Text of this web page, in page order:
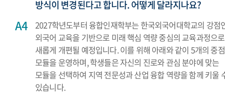
방식이 변경된다고 합니다. 어떻게 달라지나요?
2027학년도부터 융합인재학부는 한국외국어대학교의 강점
외국어 교육을 기반으로 미래 핵심 역량 중심의 교육과정으로
새롭게 개편될 예정입니다. 이를 위해 아래와 같이 5개의 중점
모듈을 운영하며, 학생들은 자신의 진로와 관심 분야에 맞는
모듈을 선택하여 지역 전문성과 산업 융합 역량을 함께 키울
있습니다.